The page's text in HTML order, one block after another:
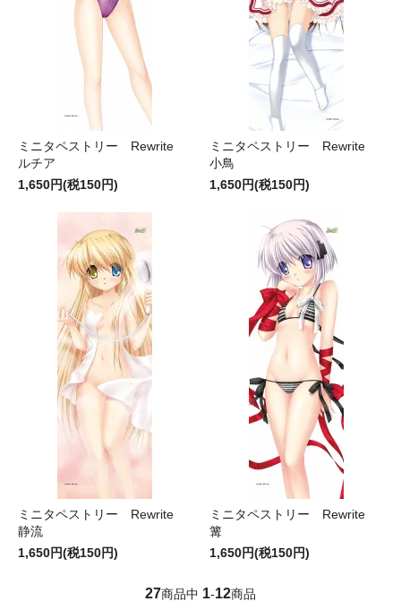
ミニタペストリー Rewrite
ルチア
1,650円(税150円)
ミニタペストリー Rewrite
小鳥
1,650円(税150円)
ミニタペストリー Rewrite
静流
1,650円(税150円)
ミニタペストリー Rewrite
篝
1,650円(税150円)
27商品中 1-12商品